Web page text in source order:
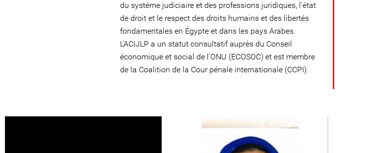
du système judiciaire et des professions juridiques, l'état
de droit et le respect des droits humains et des libertés
fondamentales en Égypte et dans les pays Arabes.
L'ACIJLP a un statut consultatif auprès du Conseil
économique et social de l'ONU (ECOSOC) et est membre
de la Coalition de la Cour pénale internationale (CCPI).